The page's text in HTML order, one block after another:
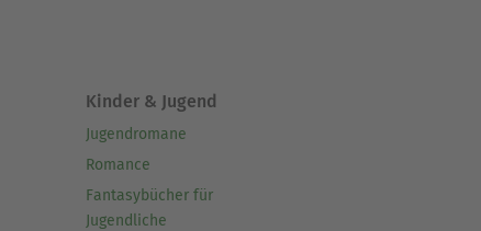
Kinder & Jugend
Jugendromane
Romance
Fantasybücher für
Jugendliche